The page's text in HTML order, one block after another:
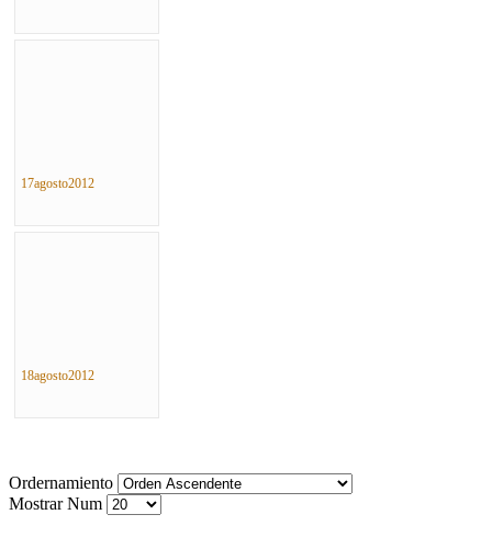
17agosto2012
18agosto2012
Ordernamiento
Mostrar Num